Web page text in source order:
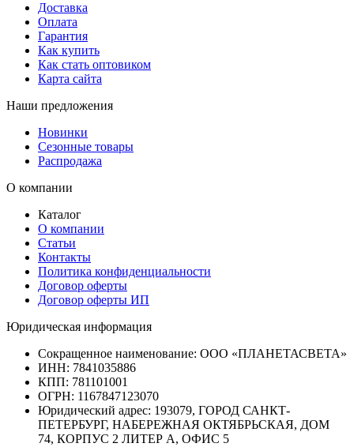
Доставка
Оплата
Гарантия
Как купить
Как стать оптовиком
Карта сайта
Наши предложения
Новинки
Сезонные товары
Распродажа
О компании
Каталог
О компании
Статьи
Контакты
Политика конфиденциальности
Договор оферты
Договор оферты ИП
Юридическая информация
Сокращенное наименование: ООО «ПЛАНЕТАСВЕТА»
ИНН: 7841035886
КПП: 781101001
ОГРН: 1167847123070
Юридический адрес: 193079, ГОРОД САНКТ-
ПЕТЕРБУРГ, НАБЕРЕЖНАЯ ОКТЯБРЬСКАЯ, ДОМ
74, КОРПУС 2 ЛИТЕР А, ОФИС 5